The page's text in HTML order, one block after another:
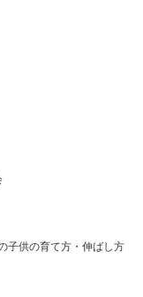
子供の育て方・伸ばし方